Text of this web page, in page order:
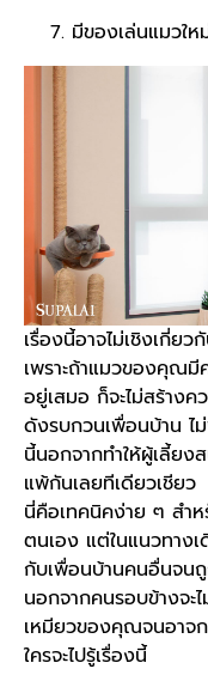
มีของเล่นแมวให
เรื่องนี้อาจไม่เชิงเกี่ย
เพราะถ้าแมวของคุณ
อยู่เสมอ ก็จะไม่สร้าง
ดังรบกวนเพื่อนบ้าน ไ
นี้นอกจากทำให้ผู้เลี้ยง
แพ้กันเลยทีเดียวเชียว
นี่คือเทคนิคง่าย ๆ สำ
ตนเอง แต่ในแนวทาง
กับเพื่อนบ้านคนอื่นจน
นอกจากคนรอบข้างจะ
เหมียวของคุณจนอาจก
ใครจะไปรู้เรื่องนี้